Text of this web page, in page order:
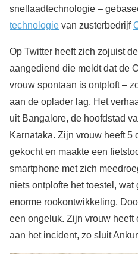
snellaadtechnologie –
technologie van zusterbedrijf
Op Twitter heeft zich zojuist
aangediend die meldt dat de
vrouw spontaan is ontploft –
aan de oplader lag. Het
uit Bangalore, de hoofdstad
Karnataka. Zijn vrouw heeft 5
gekocht en maakte een
smartphone met zich
niets ontplofte het toestel, wat
enorme rookontwikkeling.
een ongeluk. Zijn vrouw heeft
aan het incident, zo sluit Ankur